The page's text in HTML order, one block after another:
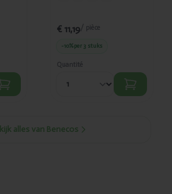
€ 11,19/ pièce
-10%per 3 stuks
Quantité
alles van Benecos